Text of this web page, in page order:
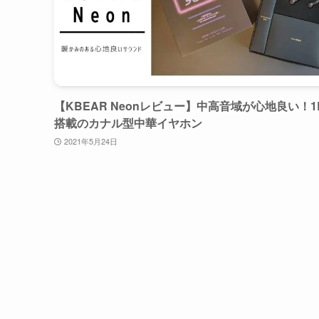
【KBEAR Neonレビュー】中高音域が心地良い！
搭載のカナル型中華イヤホン
2021年5月24日